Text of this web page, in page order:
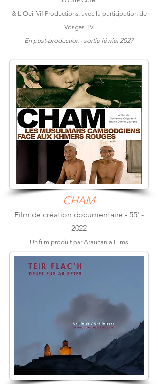
& L'Oeil Vif Productions, avec la participation de
Vosges TV.
En post-production - sortie février 2027
CHAM
Film de création documentaire - 55' -
2022
Un film produit par Araucania Films